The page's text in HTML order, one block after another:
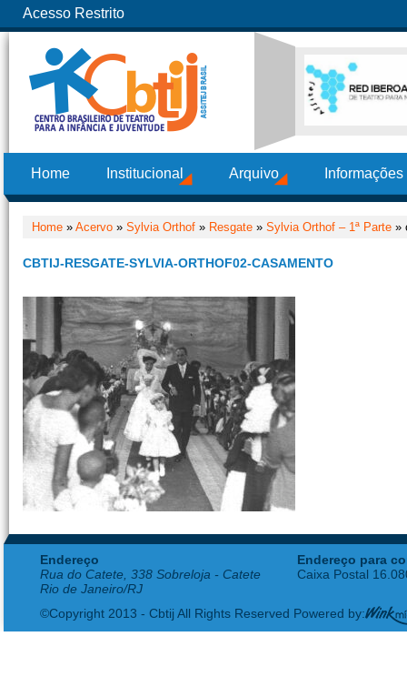
Acesso Restrito
Home Institucional Arquivo
Home » Acervo » Sylvia Orthof » Resgate » Sylvia Orthof – 1ª Parte »
CBTIJ-RESGATE-SYLVIA-ORTHOF02-CASAMENTO
Endereço
Rua do Catete, 338 Sobreloja - Catete
Rio de Janeiro/RJ
Endereço para
Caixa Postal
©Copyright 2013 - Cbtij All Rights Reserved Powered by: